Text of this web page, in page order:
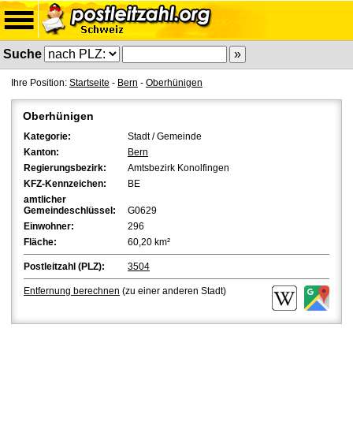
Suche
Ihre Position: Startseite - Bern - Oberhünigen
Oberhünigen
Kategorie:
Stadt / Gemeinde
Kanton:
Bern
Regierungsbezirk:
Amtsbezirk Konolfingen
KFZ-Kennzeichen:
BE
amtlicher
Gemeindeschlüssel:
G0629
Einwohner:
296
Fläche:
60,20 km²
Postleitzahl (PLZ): 3504
Entfernung berechnen (zu einer anderen Stadt)